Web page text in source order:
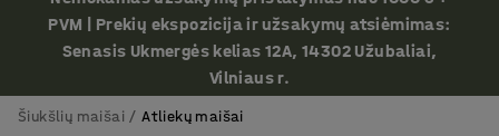
PVM | Prekių ekspozicija ir užsakymų atsiėmimas:
Senasis Ukmergės kelias 12A, 14302 Užubaliai,
Vilniaus r.
Šiukšlių maišai Atliekų maišai